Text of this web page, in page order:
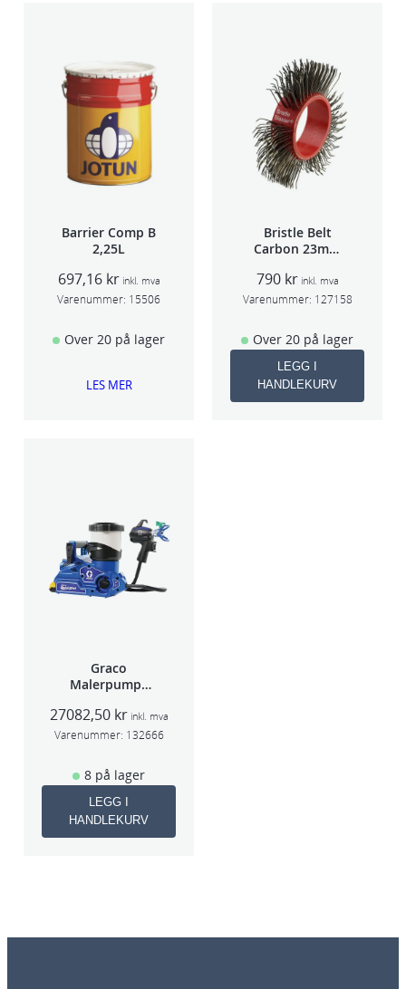
Barrier Comp B
2,25L
697,16 kr inkl. mva
Varenummer: 15506
Over 20 på lager
LES MER
Bristle Belt
Carbon 23mm
790 kr inkl. mva
Varenummer: 127158
Over 20 på lager
LEGG I
HANDLEKURV
Graco
Malerpumpe
GS20B476
27082,50 kr inkl. mva
Varenummer: 132666
8 på lager
LEGG I
HANDLEKURV